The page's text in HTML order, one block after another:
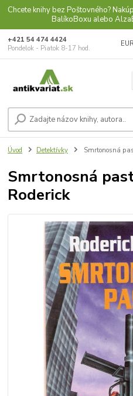
Chcete knihy bez Poštovného?
BalíkoBoxu alebo
+421 54 474 4424
Pondelok - Piatok 8-17 hod.
Úvod Detektívky Smrtonosná
Smrtonosná
Roderick